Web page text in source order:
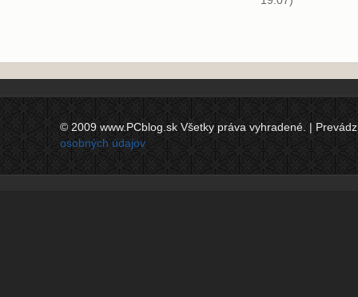
© 2009 www.PCblog.sk Všetky práva vyhradené. |
osobných údajov